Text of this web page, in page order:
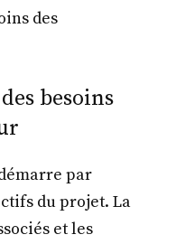
des
besoins
par
du projet. La
et les